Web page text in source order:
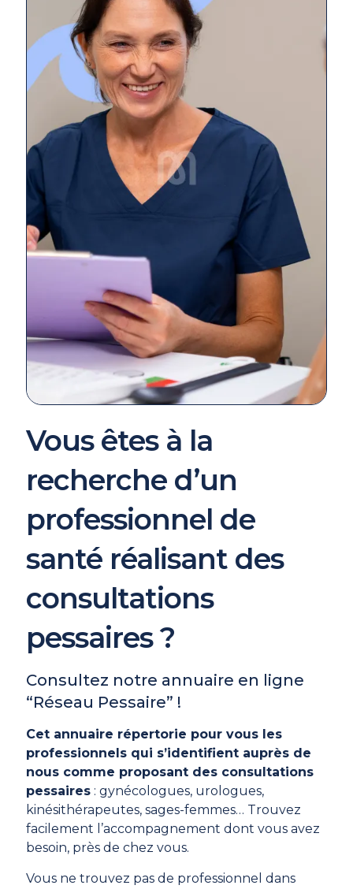
Vous êtes à la
recherche d’un
professionnel de
santé réalisant des
consultations
pessaires ?
Consultez notre annuaire en ligne
“Réseau Pessaire” !
Cet annuaire répertorie pour vous les
professionnels qui s’identifient auprès de
nous comme proposant des consultations
pessaires : gynécologues, urologues,
kinésithérapeutes, sages-femmes… Trouvez
facilement l’accompagnement dont vous avez
besoin, près de chez vous.
Vous ne trouvez pas de professionnel dans